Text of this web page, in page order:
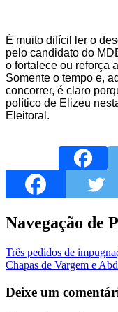
É muito difícil ler o
pelo candidato do
o fortalece ou reforça
Somente o tempo e,
concorrer, é claro
político de Elizeu
Eleitoral.
Navegação de
Três pedidos de
Chapas de Vargem e
Deixe um